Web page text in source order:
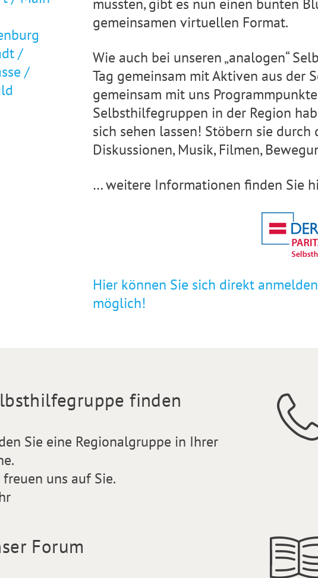
/
/
mussten, gibt es nun einen bunten
gemeinsamen virtuellen Format.
Wie auch bei unseren „analogen“
Tag gemeinsam mit Aktiven aus der
gemeinsam mit uns
Selbsthilfegruppen in der Region
sich sehen lassen! Stöbern sie durch
Diskussionen, Musik, Filmen,
… weitere Informationen finden Sie
Hier können Sie sich direkt
möglich!
finden
Sie eine Regionalgruppe in Ihrer
uns auf Sie.
Forum